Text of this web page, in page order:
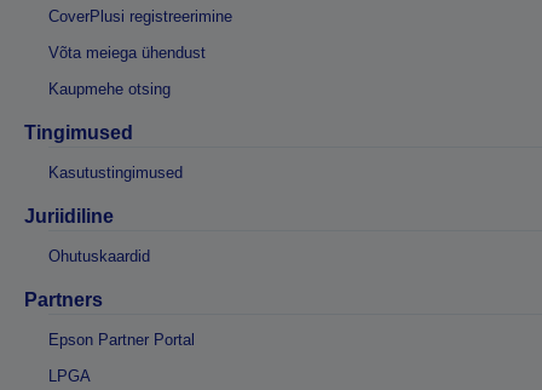
CoverPlusi registreerimine
Võta meiega ühendust
Kaupmehe otsing
Tingimused
Kasutustingimused
Juriidiline
Ohutuskaardid
Partners
Epson Partner Portal
LPGA